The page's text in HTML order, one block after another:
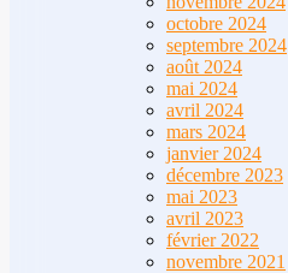
octobre 2024
septembre 2024
août 2024
mai 2024
avril 2024
mars 2024
janvier 2024
décembre 2023
mai 2023
avril 2023
février 2022
novembre 2021